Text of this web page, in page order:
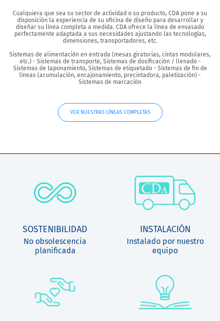
Cualquiera que sea su sector de actividad o su producto, CDA pone a su
disposición la experiencia de su oficina de diseño para desarrollar y
diseñar su línea completa a medida. CDA ofrece la línea de envasado
perfectamente adaptada a sus necesidades ajustando las tecnologías,
dimensiones, transportadores, etc.
Sistemas de alimentación en entrada (mesas giratorias, cintas modulares,
etc.) - Sistemas de transporte, Sistemas de dosificación / llenado -
Sistemas de taponamiento, Sistemas de etiquetado - Sistemas de fin de
líneas (acumulación, encajonamiento, precintadora, paletización) -
Sistemas de marcación
VER NUESTRAS LÍNEAS COMPLETAS
SOSTENIBILIDAD
No obsolescencia
planificada
INSTALACIÓN
Instalado por nuestro
equipo